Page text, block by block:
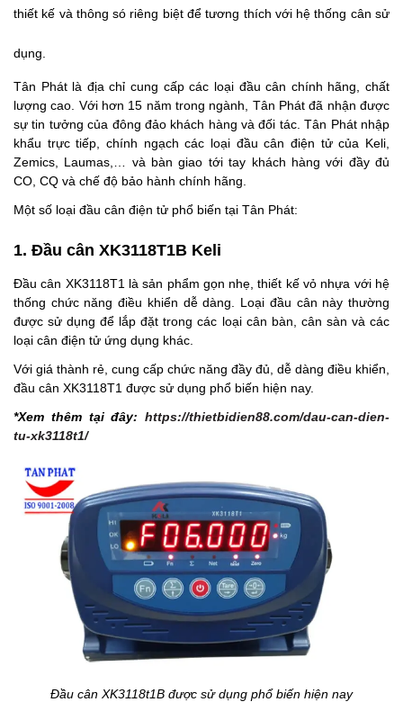
thiết kế và thông só riêng biệt để tương thích với hệ thống cân sử
dụng.
Tân Phát là địa chỉ cung cấp các loại đầu cân chính hãng, chất
lượng cao. Với hơn 15 năm trong ngành, Tân Phát đã nhận được
sự tin tưởng của đông đảo khách hàng và đối tác. Tân Phát nhập
khẩu trực tiếp, chính ngạch các loại đầu cân điện tử của Keli,
Zemics, Laumas,… và bàn giao tới tay khách hàng với đầy đủ
CO, CQ và chế độ bảo hành chính hãng.
Một số loại đầu cân điện tử phổ biến tại Tân Phát:
1. Đầu cân XK3118T1B Keli
Đầu cân XK3118T1 là sản phẩm gọn nhẹ, thiết kế vỏ nhựa với hệ
thống chức năng điều khiển dễ dàng. Loại đầu cân này thường
được sử dụng để lắp đặt trong các loại cân bàn, cân sàn và các
loại cân điện tử ứng dụng khác.
Với giá thành rẻ, cung cấp chức năng đầy đủ, dễ dàng điều khiển,
đầu cân XK3118T1 được sử dụng phổ biến hiện nay.
*Xem thêm tại đây: https://thietbidien88.com/dau-can-dien-
tu-xk3118t1/
Đầu cân XK3118t1B được sử dụng phổ biến hiện nay